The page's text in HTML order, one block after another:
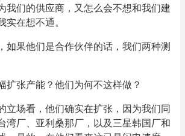
我们的供应商，又怎么会不想和我们建
实在想不通。
如果他们是合作伙伴的话，我们两种测
扩张产能？他们为何不这样做？
立场看，他们确实在扩张，因为我们同
湾厂、亚利桑那厂，以及三星韩国厂和